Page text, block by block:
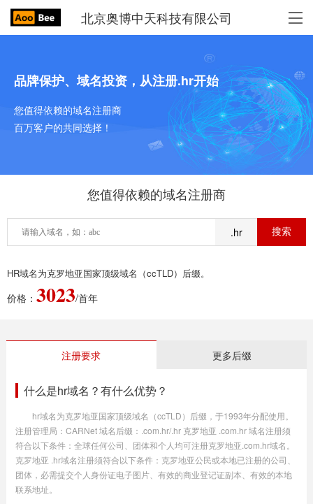
北京奥博中天科技有限公司
品牌保护、域名投资，从注册.hr开始
您值得依赖的域名注册商
百万客户的共同选择！
您值得依赖的域名注册商
.hr
HR域名为克罗地亚国家顶级域名（ccTLD）后缀。
价格： 3023/首年
注册要求 更多后缀
什么是hr域名？有什么优势？
hr域名为克罗地亚国家顶级域名（ccTLD）后缀，于1993年分配使用。
注册管理局：CARNet 域名后缀：.com.hr/.hr 克罗地亚 .com.hr 域名注册须
符合以下条件：全球任何公司、团体和个人均可注册克罗地亚.com.hr域名。
克罗地亚 .hr域名注册须符合以下条件：克罗地亚公民或本地已注册的公司、
团体，必需提交个人身份证电子图片、有效的商业登记证副本、有效的本地
联系地址。